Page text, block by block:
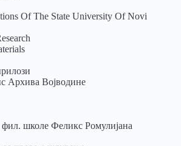
Of The State University Of Novi
Архива Војводине
школе Феликс Ромулијана